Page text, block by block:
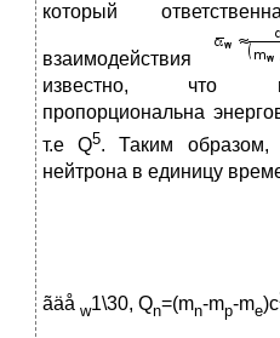
который
взаимодействия
известно, что
пропорциональна
т.е Q5. Таким образом,
нейтрона в единицу
ãäå w1\30, Qn=(mn-mp-me)c